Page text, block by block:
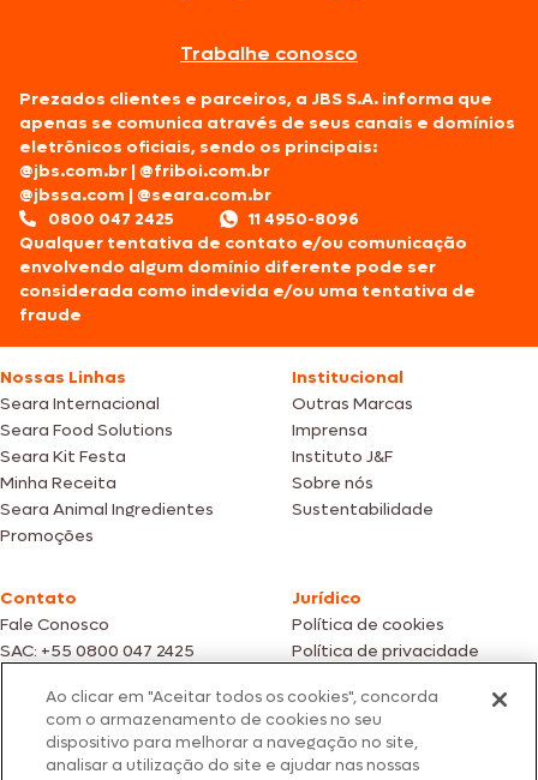
Trabalhe conosco
Prezados clientes e parceiros, a JBS S.A. informa que
apenas se comunica através de seus canais e domínios
eletrônicos oficiais, sendo os principais:
@jbs.com.br |@friboi.com.br
@jbssa.com |@seara.com.br
0800 047 2425
11 4950-8096
Qualquer tentativa de contato e/ou comunicação
envolvendo algum domínio diferente pode ser
considerada como indevida e/ou uma tentativa de
fraude
Nossas Linhas
Seara Internacional
Seara Food Solutions
Seara Kit Festa
Minha Receita
Seara Animal Ingredientes
Promoções
Institucional
Outras Marcas
Imprensa
Instituto J&F
Sobre nós
Sustentabilidade
Contato
Fale Conosco
SAC: +55 0800 047 2425
Jurídico
Política de cookies
Política de privacidade
Fotos meramente ilustrativas | Ofertas válidas enquanto durarem os
estoques dos nossos parceiros | Vendas sujeitas a análise e confirmação
de dados.
Os preços, promoções e condições de pagamento são válidos
Ao clicar em "Aceitar todos os cookies", concorda
com o armazenamento de cookies no seu
dispositivo para melhorar a navegação no site,
analisar a utilização do site e ajudar nas nossas